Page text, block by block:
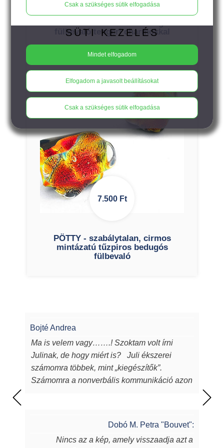
fülbevaló tengeri charmokkal
7.500Ft
PÖTTY - szabálytalan, cirmos
mintázatú tűzpiros bedugós
fülbevaló
Bojté Andrea
Ma is velem vagy…….! Szoktam volt írni
Julinak, de hogy miért is? Juli ékszerei
számomra többek, mint „kiegészítők”.
Számomra a nonverbális kommunikáció azon
egyediek, csodaszépek, igényesek,
sugározzák az alkotójuk által belevitt
Dobó M. Petra "Bouvet":
Nincs az a kép, amely visszaadja azt a
Csak a szükséges sütik elfogadása
SÜTI KEZELÉS
Mindet elfogadom
Elfogadom a javasolt beállításokat
Csak a szükséges sütik elfogadása